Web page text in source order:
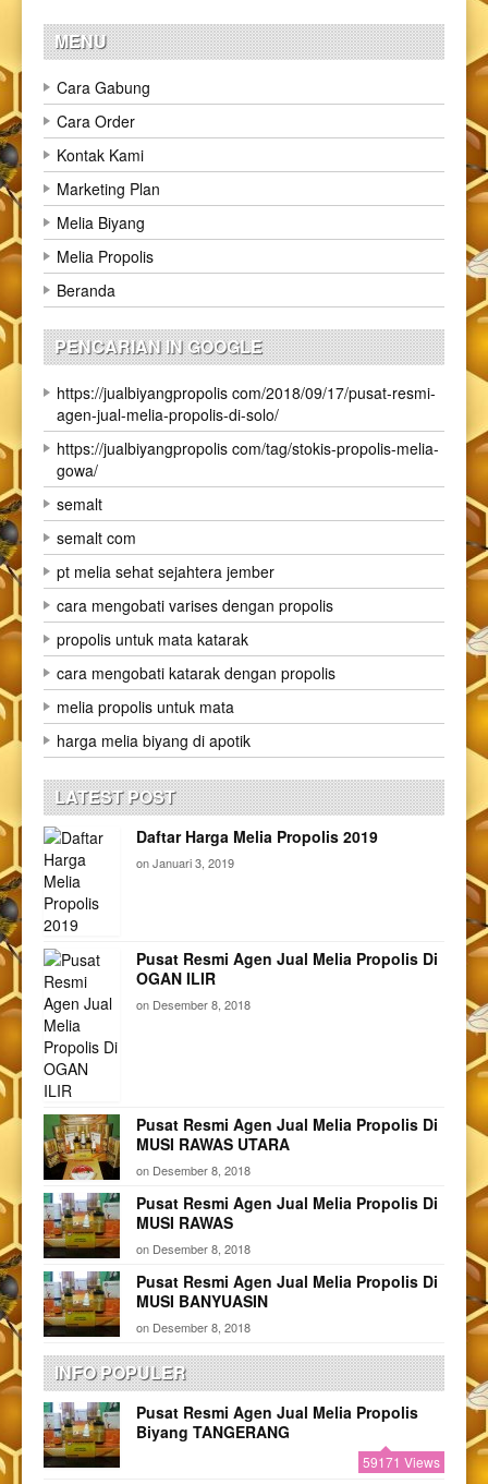
MENU
Cara Gabung
Cara Order
Kontak Kami
Marketing Plan
Melia Biyang
Melia Propolis
Beranda
PENCARIAN IN GOOGLE
https://jualbiyangpropolis com/2018/09/17/pusat-resmi-
agen-jual-melia-propolis-di-solo/
https://jualbiyangpropolis com/tag/stokis-propolis-melia-
gowa/
semalt
semalt com
pt melia sehat sejahtera jember
cara mengobati varises dengan propolis
propolis untuk mata katarak
cara mengobati katarak dengan propolis
melia propolis untuk mata
harga melia biyang di apotik
LATEST POST
Daftar Harga Melia Propolis 2019
onJanuari 3, 2019
Pusat Resmi Agen Jual Melia Propolis Di
OGAN ILIR
on Desember 8, 2018
Pusat Resmi Agen Jual Melia Propolis Di
MUSI RAWAS UTARA
on Desember 8, 2018
Pusat Resmi Agen Jual Melia Propolis Di
MUSI RAWAS
on Desember 8, 2018
Pusat Resmi Agen Jual Melia Propolis Di
MUSI BANYUASIN
on Desember 8, 2018
INFO POPULER
Pusat Resmi Agen Jual Melia Propolis
Biyang TANGERANG
59171 Views